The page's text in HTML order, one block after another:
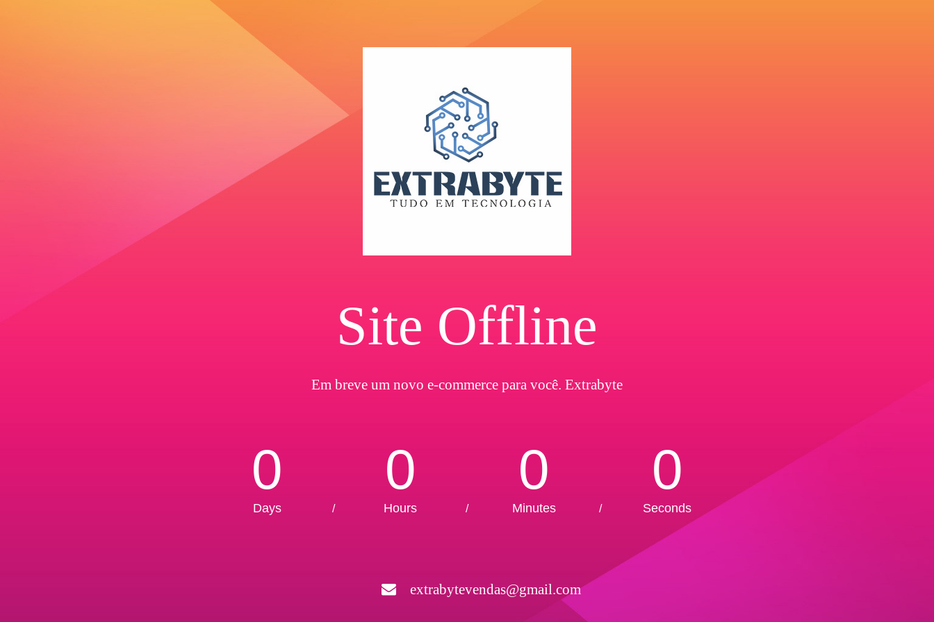
Site Offline
Em breve um novo e-commerce para você. Extrabyte
0
Days /
0
Hours /
0
Minutes /
0
Seconds
extrabytevendas@gmail.com